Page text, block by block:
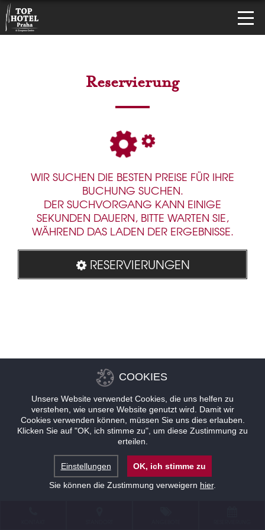
Reservierung
WIR SUCHEN DIE BESTEN PREISE FÜR IHRE
BUCHUNG SUCHEN.
DER SUCHVORGANG KANN EINIGE
SEKUNDEN DAUERN, BITTE WARTEN SIE,
WÄHREND DAS LADEN DER ERGEBNISSE.
RESERVIERUNGEN
COOKIES
Unsere Website verwendet Cookies, die uns helfen zu
verstehen, wie unsere Website genutzt wird. Damit wir
Cookies verwenden können, müssen Sie uns dies erlauben.
Klicken Sie auf "OK, ich stimme zu", um diese Zustimmung zu
erteilen.
Einstellungen
OK, ich stimme zu
Sie können die Zustimmung verweigern hier.